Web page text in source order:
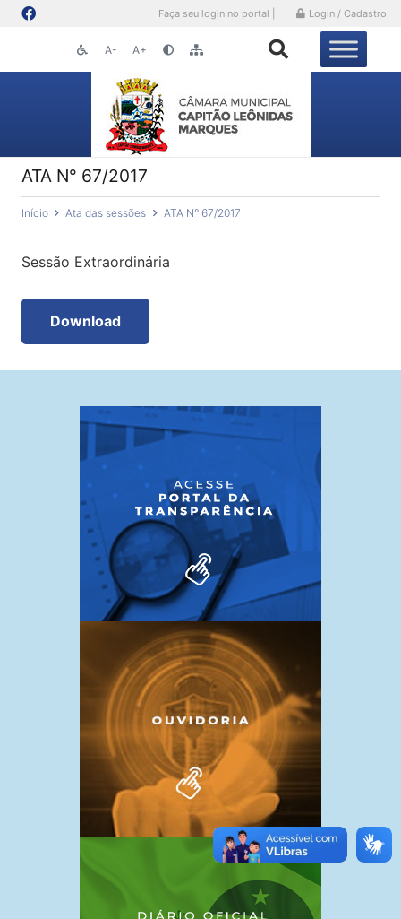
Faça seu login no portal | Login / Cadastro
A- A+
ATA N° 67/2017
Início Ata das sessões ATA N° 67/2017
Sessão Extraordinária
Download